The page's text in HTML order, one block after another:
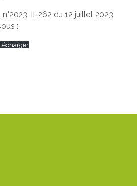
II-262 du 12 juillet 2023,
: